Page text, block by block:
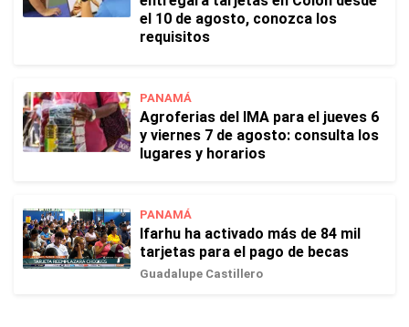
el 10 de agosto, conozca los
requisitos
PANAMÁ
Agroferias del IMA para el jueves 6
y viernes 7 de agosto: consulta los
lugares y horarios
PANAMÁ
Ifarhu ha activado más de 84 mil
tarjetas para el pago de becas
Guadalupe Castillero